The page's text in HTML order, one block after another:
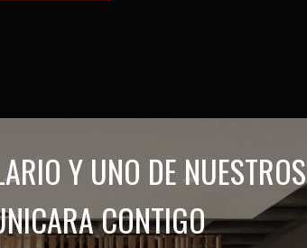
Y UNO DE NUESTROS
CONTIGO